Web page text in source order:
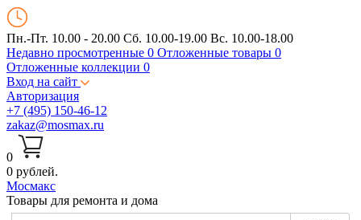
Пн.-Пт. 10.00 - 20.00 Сб. 10.00-19.00 Вс. 10.00-18.00
Недавно просмотренные 0 Отложенные товары 0
Отложенные коллекции 0
Вход на сайт
Авторизация
+7 (495) 150-46-12
zakaz@mosmax.ru
0
0 рублей.
Мосмакс
Товары для ремонта и дома